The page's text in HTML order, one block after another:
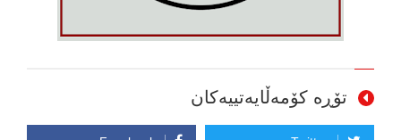
تۆڕە کۆمەڵایەتییەکان